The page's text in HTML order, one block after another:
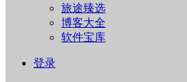
旅途臻选
博客大全
软件宝库
登录